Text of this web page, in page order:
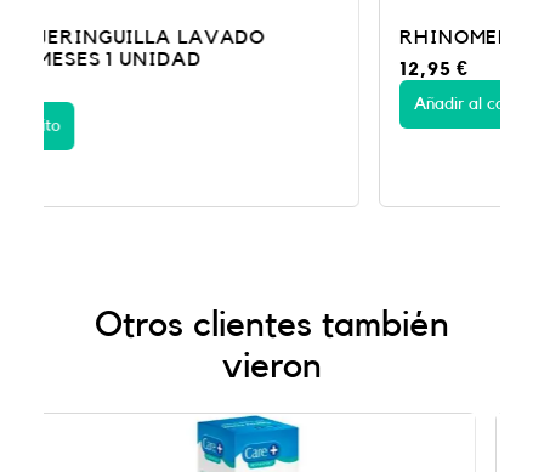
RHINOMER F-3 FTE 135 ML
12,95€
Otros clientes también
vieron